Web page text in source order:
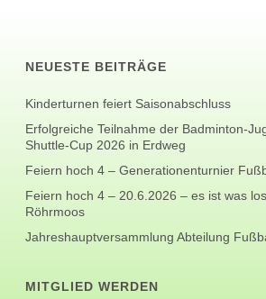
NEUESTE BEITRÄGE
Kinderturnen feiert Saisonabschluss
Erfolgreiche Teilnahme der Badminton-
Shuttle-Cup 2026 in Erdweg
Feiern hoch 4 – Generationenturnier
Feiern hoch 4 – 20.6.2026 – es ist was
Röhrmoos
Jahreshauptversammlung Abteilung
MITGLIED WERDEN